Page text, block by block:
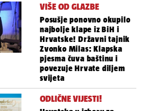
VIŠE OD GLAZBE
Posušje ponovno okupilo
najbolje klape iz BiH i
Hrvatske! Državni tajnik
Zvonko Milas: Klapska
pjesma čuva baštinu i
povezuje Hrvate diljem
svijeta
ODLIČNE VIJESTI!